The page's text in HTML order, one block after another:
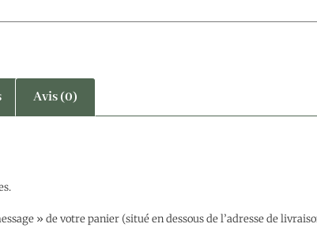
Avis (0)
» de votre panier (situé en dessous de l’adresse de